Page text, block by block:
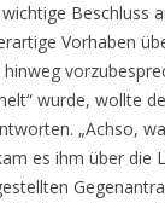
Beschluss
Vorhaben
wurde, wollte
„Achso,
es ihm über die